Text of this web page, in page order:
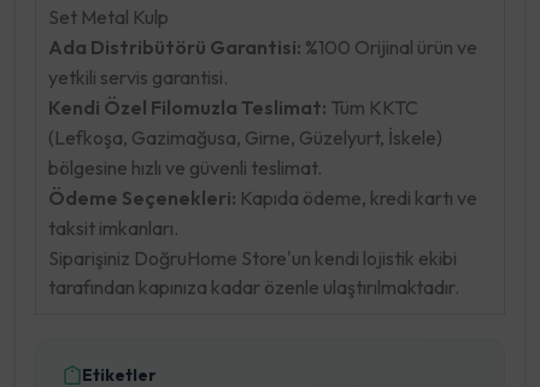
Set Metal Kulp
Ada Distribütörü Garantisi: %100 Orijinal ürün ve
yetkili servis garantisi.
Kendi Özel Filomuzla Teslimat: Tüm KKTC
(Lefkoşa, Gazimağusa, Girne, Güzelyurt, İskele)
bölgesine hızlı ve güvenli teslimat.
Ödeme Seçenekleri: Kapıda ödeme, kredi kartı ve
taksit imkanları.
Siparişiniz DoğruHome Store'un kendi lojistik ekibi
tarafından kapınıza kadar özenle ulaştırılmaktadır.
Etiketler